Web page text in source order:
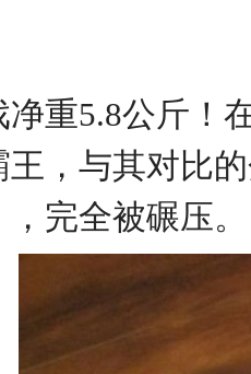
重5.8公斤！
王，与其对比
，完全被碾压